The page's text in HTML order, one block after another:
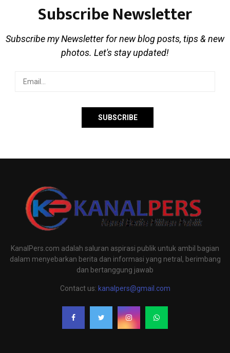
Subscribe Newsletter
Subscribe my Newsletter for new blog posts, tips & new
photos. Let's stay updated!
KanalPers.com adalah saluran aspirasi publik untuk ambil bagian
dalam menyebarkan berita dan informasi yang netral, berimbang
dan bertanggung jawab
Contact us: kanalpers@gmail.com